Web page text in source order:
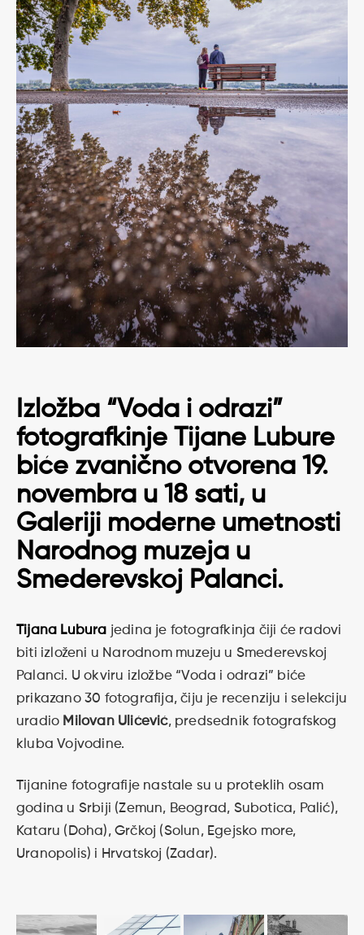
Izložba “Voda i odrazi”
fotografkinje Tijane Lubure
biće zvanično otvorena 19.
novembra u 18 sati, u
Galeriji moderne umetnosti
Narodnog muzeja u
Smederevskoj Palanci.
Tijana Lubura jedina je fotografkinja čiji će radovi
biti izloženi u Narodnom muzeju u Smederevskoj
Palanci. U okviru izložbe “Voda i odrazi” biće
prikazano 30 fotografija, čiju je recenziju i selekciju
uradio Milovan Ulićević, predsednik fotografskog
kluba Vojvodine.
Tijanine fotografije nastale su u proteklih osam
godina u Srbiji (Zemun, Beograd, Subotica, Palić),
Kataru (Doha), Grčkoj (Solun, Egejsko more,
Uranopolis) i Hrvatskoj (Zadar).